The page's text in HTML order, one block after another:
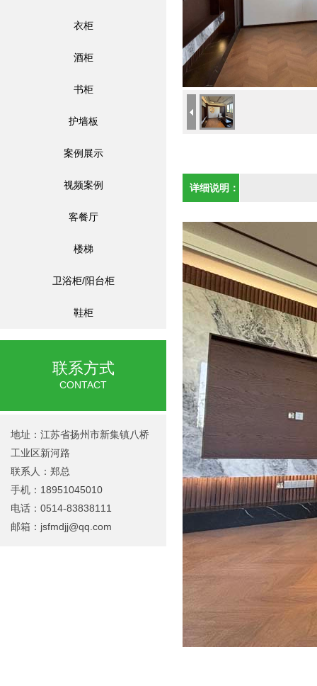
衣柜
酒柜
书柜
护墙板
案例展示
视频案例
客餐厅
楼梯
卫浴柜/阳台柜
鞋柜
联系方式
CONTACT
地址：江苏省扬州市新集镇八桥
工业区新河路
联系人：郑总
手机：18951045010
电话：0514-83838111
邮箱：jsfmdjj@qq.com
详细说明：